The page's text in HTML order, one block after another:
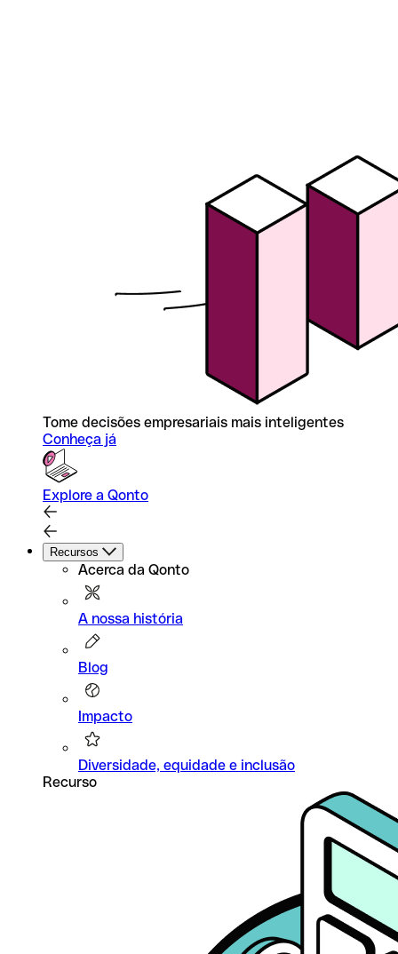
Tome decisões empresariais mais inteligentes
Conheça já
Explore a Qonto
Recursos
Acerca da Qonto
A nossa história
Blog
Impacto
Diversidade, equidade e inclusão
Recurso